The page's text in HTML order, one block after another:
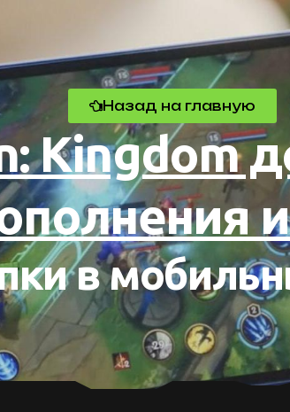
Назад на главную
Kingdom
в